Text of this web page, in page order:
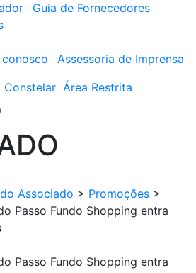
Guia de Fornecedores
conosco
Assessoria de Imprensa
Constelar Área Restrita
Associado > Promoções >
Passo Fundo Shopping entra
Passo Fundo Shopping entra